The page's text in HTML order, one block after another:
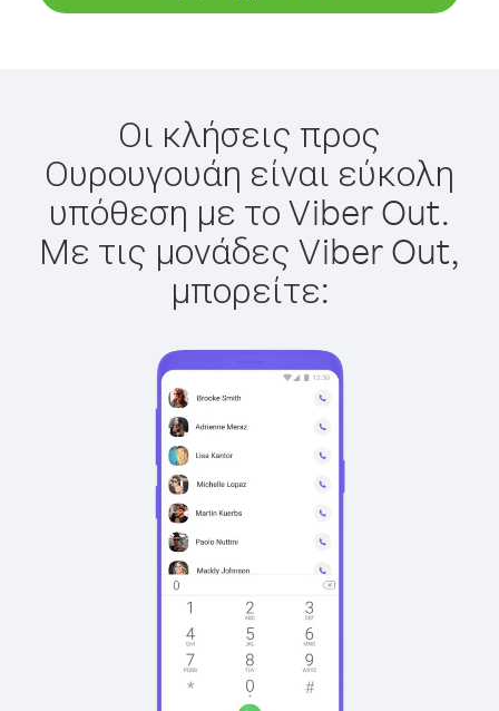
Οι κλήσεις προς
Ουρουγουάη είναι εύκολη
υπόθεση με το Viber Out.
Με τις μονάδες Viber Out,
μπορείτε: